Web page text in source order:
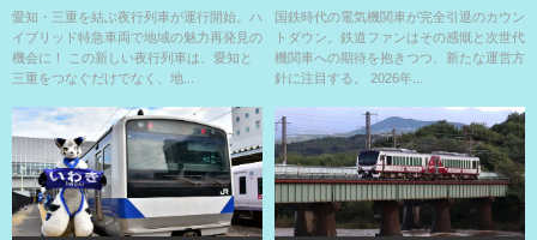
ューフェイスのHC85⁉
愛知・三重を結ぶ夜行列車が運行開始。ハ
イブリッド特急車両で地域の魅力再発見の
機会に！ この新しい夜行列車は、愛知と
三重をつなぐだけでなく、地...
あの路線??
国鉄時代の電気機関車が完全引退のカウン
トダウン。鉄道ファンはその感慨と次世代
機関車への期待を抱きつつ、新たな運営方
針に注目する。 2026年...